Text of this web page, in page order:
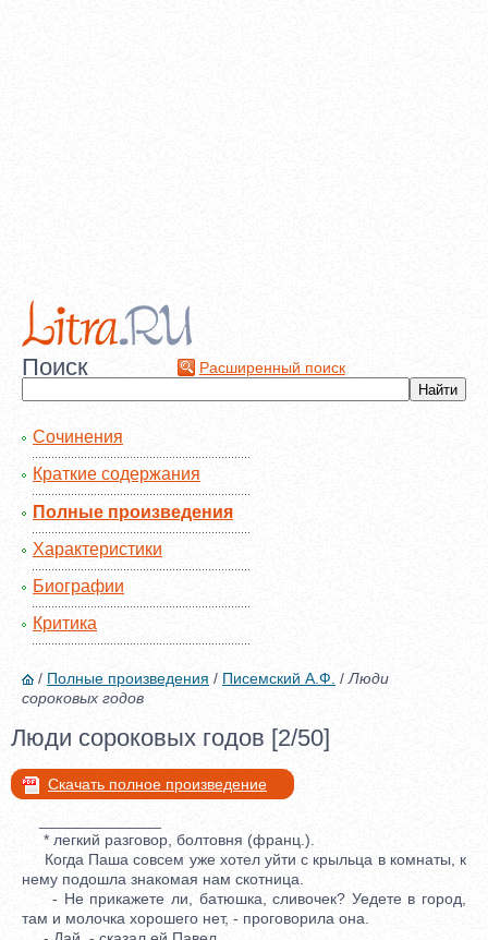
Поиск Расширенный поиск
Сочинения
Краткие содержания
Полные произведения
Характеристики
Биографии
Критика
/ Полные произведения / Писемский А.Ф. / Люди
сороковых годов
Люди сороковых годов [2/50]
Скачать полное произведение
* легкий разговор, болтовня (франц.).
Когда Паша совсем уже хотел уйти с крыльца в комнаты, к
нему подошла знакомая нам скотница.
- Не прикажете ли, батюшка, сливочек? Уедете в город,
там и молочка хорошего нет, - проговорила она.